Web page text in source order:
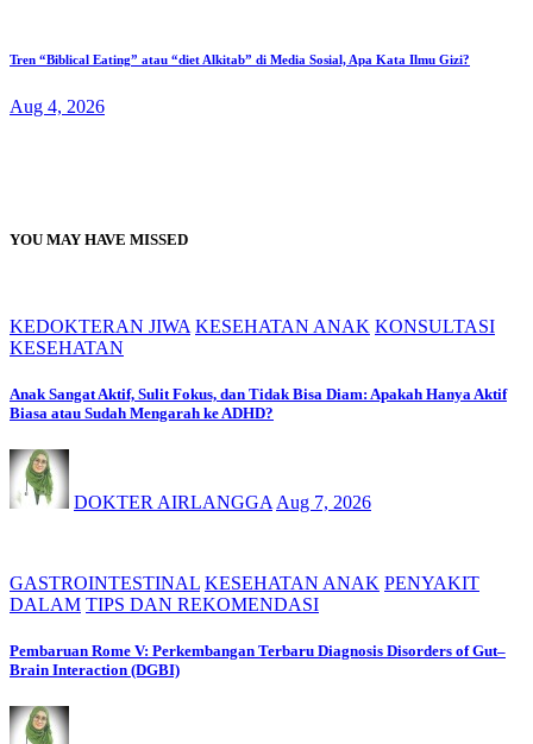
Tren “Biblical Eating” atau “diet Alkitab” di Media Sosial, Apa Kata Ilmu Gizi?
Aug 4, 2026
YOU MAY HAVE MISSED
KEDOKTERAN JIWA KESEHATAN ANAK KONSULTASI
KESEHATAN
Anak Sangat Aktif, Sulit Fokus, dan Tidak Bisa Diam: Apakah Hanya Aktif
Biasa atau Sudah Mengarah ke ADHD?
DOKTER AIRLANGGA Aug 7, 2026
GASTROINTESTINAL KESEHATAN ANAK PENYAKIT
DALAM TIPS DAN REKOMENDASI
Pembaruan Rome V: Perkembangan Terbaru Diagnosis Disorders of Gut–
Brain Interaction (DGBI)